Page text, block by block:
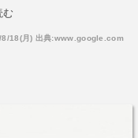
ミカワさんが『鍵
18(月) 出典:www.google.com